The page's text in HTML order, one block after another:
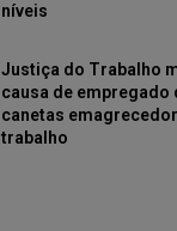
níveis
Justiça do Trabalho
causa de empregado
canetas
trabalho